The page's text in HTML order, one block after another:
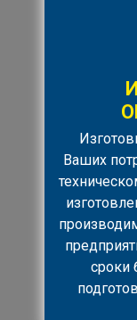
Ваших
сроки